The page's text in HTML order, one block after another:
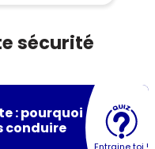
sécurité
: pourquoi
conduire